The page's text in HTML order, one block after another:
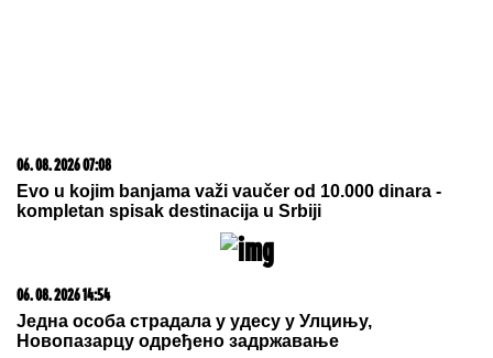
06. 08. 2026 07:08
Evo u kojim banjama važi vaučer od 10.000 dinara -
kompletan spisak destinacija u Srbiji
06. 08. 2026 14:54
Једна особа страдала у удесу у Улцињу,
Новопазарцу одређено задржавање